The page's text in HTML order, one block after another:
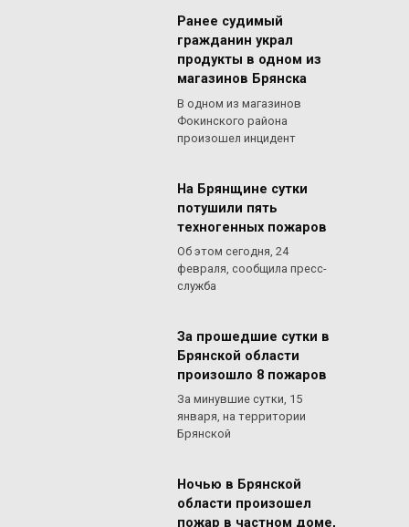
Ранее судимый
гражданин украл
продукты в одном из
магазинов Брянска
В одном из магазинов
Фокинского района
произошел инцидент
На Брянщине сутки
потушили пять
техногенных пожаров
Об этом сегодня, 24
февраля, сообщила пресс-
служба
За прошедшие сутки в
Брянской области
произошло 8 пожаров
За минувшие сутки, 15
января, на территории
Брянской
Ночью в Брянской
области произошел
пожар в частном доме,